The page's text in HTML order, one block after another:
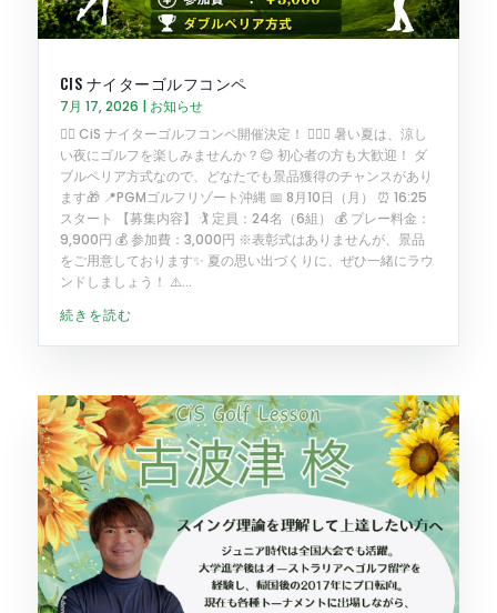
CIS ナイターゴルフコンペ
7月 17, 2026 | お知らせ
🏌️‍♂️ CiS ナイターゴルフコンペ開催決定！ 🏌️‍♀️✨ 暑い夏は、涼し
い夜にゴルフを楽しみませんか？😊 初心者の方も大歓迎！ ダ
ブルペリア方式なので、どなたでも景品獲得のチャンスがあり
ます🎁 📍PGMゴルフリゾート沖縄 📅 8月10日（月） ⏰ 16:25
スタート 【募集内容】 🏌️ 定員：24名（6組） 💰 プレー料金：
9,900円 💰 参加費：3,000円 ※表彰式はありませんが、景品
をご用意しております✨ 夏の思い出づくりに、ぜひ一緒にラウ
ンドしましょう！ ⚠️...
続きを読む